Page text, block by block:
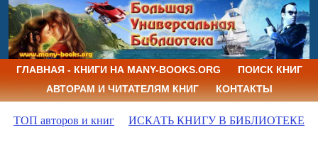
ГЛАВНАЯ - КНИГИ НА MANY-BOOKS.ORG
ПОИСК КНИГ
АВТОРАМ И ЧИТАТЕЛЯМ КНИГ
КОНТАКТЫ
ТОП авторов и книг ИСКАТЬ КНИГУ В БИБЛИОТЕКЕ